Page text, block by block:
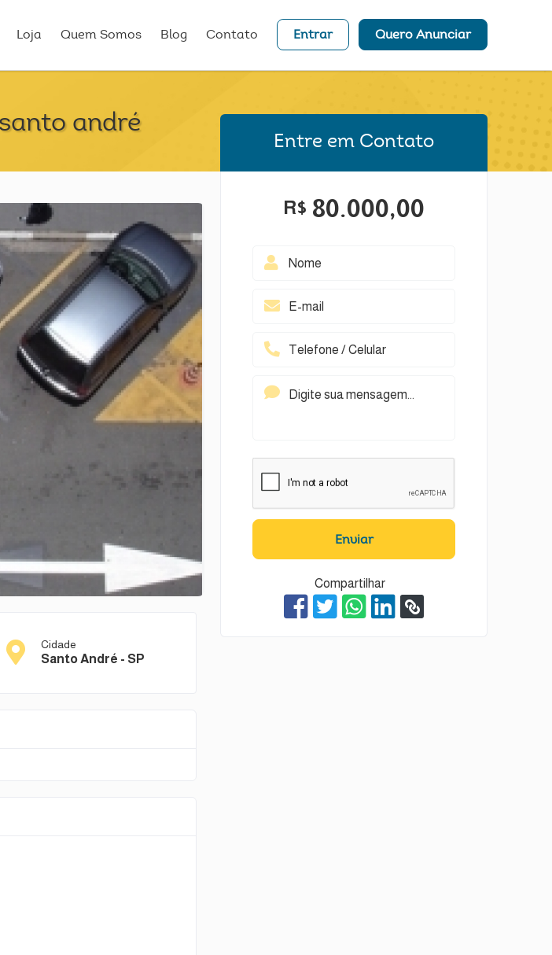
Loja Quem Somos Blog Contato Entrar Quero Anunciar
andré
Cidade
Santo André - SP
Entre em Contato
R$ 80.000,00
Enviar
Compartilhar